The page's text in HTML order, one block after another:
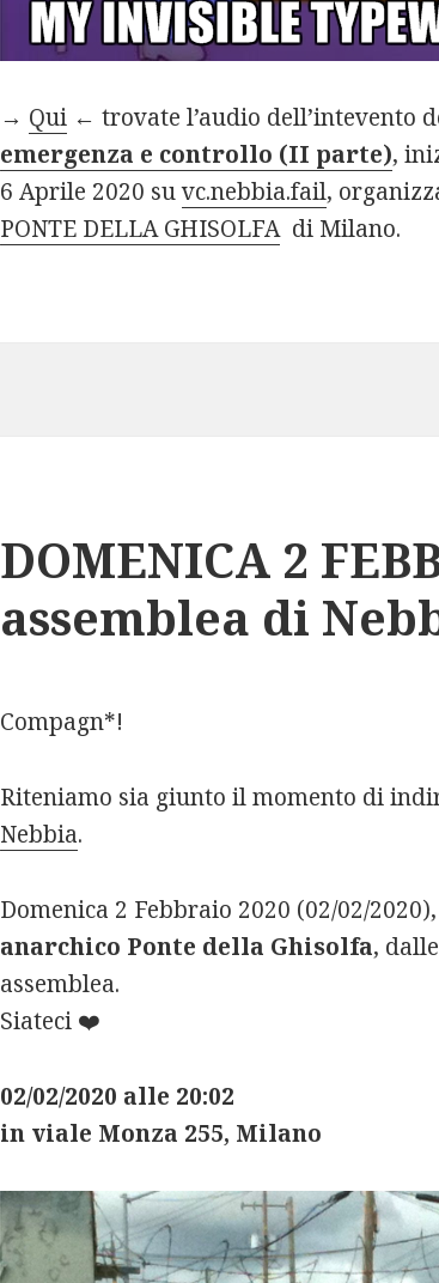
→ Qui ← trovate l’audio dell’intevento
emergenza e controllo (II parte),
6 Aprile 2020 suvc.nebbia.fail,
PONTE DELLA GHISOLFAdi Milano.
DOMENICA 2
assemblea di
Compagn*!
Riteniamo sia giunto il momento di
Nebbia.
Domenica 2 Febbraio 2020 (02/02/
anarchico Ponte della Ghisolfa,
assemblea.
Siateci ❤️
02/02/2020 alle 20:02
in viale Monza 255, Milano